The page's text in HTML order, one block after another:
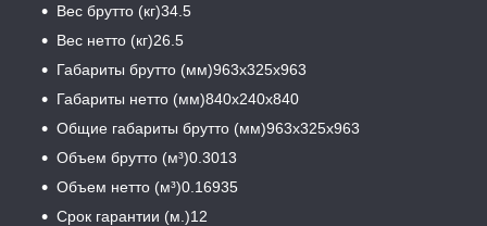
Вес брутто (кг)34.5
Вес нетто (кг)26.5
Габариты брутто (мм)963x325x963
Габариты нетто (мм)840x240x840
Общие габариты брутто (мм)963x325x963
Объем брутто (м³)0.3013
Объем нетто (м³)0.16935
Срок гарантии (м.)12